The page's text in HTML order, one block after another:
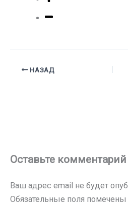
НАЗАД
Оставьте комментарий
Ваш адрес email не будет
Обязательные поля помечены